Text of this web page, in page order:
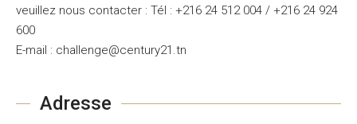
veuillez nous contacter : Tél : +216 24 512 004 / +216 24 924
600
E-mail : challenge@century21.tn
Adresse